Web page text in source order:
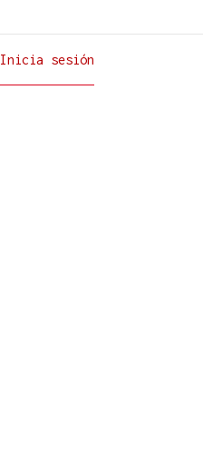
Inicia sesión